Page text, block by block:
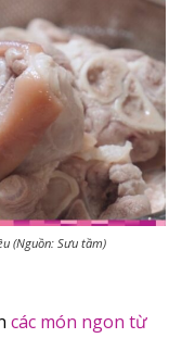
(Nguồn: Sưu tầm)
các món ngon từ